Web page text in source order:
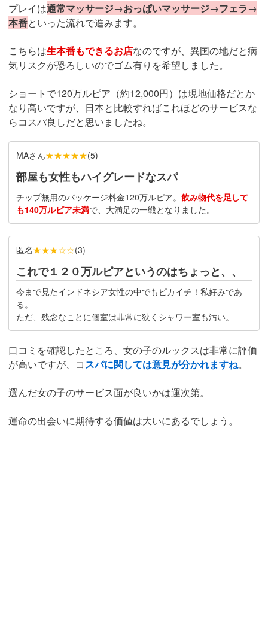
プレイは通常マッサージ→おっぱいマッサージ→フェラ→
本番といった流れで進みます。
こちらは生本番もできるお店なのですが、異国の地だと病
気リスクが恐ろしいのでゴム有りを希望しました。
ショートで120万ルピア（約12,000円）は現地価格だとか
なり高いですが、日本と比較すればこれほどのサービスな
らコスパ良しだと思いましたね。
MAさん★★★★★(5)
部屋も女性もハイグレードなスパ
チップ無用のパッケージ料金120万ルピア。 飲み物代を足して
も140万ルピア未満で、大満足の一戦となりました。
匿名★★★☆☆(3)
これで１２０万ルピアというのはちょっと、、
今まで見たインドネシア女性の中でもピカイチ！私好みであ
る。
ただ、残念なことに個室は非常に狭くシャワー室も汚い。
口コミを確認したところ、女の子のルックスは非常に評価
が高いですが、コスパに関しては意見が分かれますね。
選んだ女の子のサービス面が良いかは運次第。
運命の出会いに期待する価値は大いにあるでしょう。